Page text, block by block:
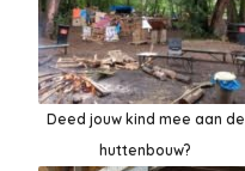
Deed jouw kind mee aan de
huttenbouw?